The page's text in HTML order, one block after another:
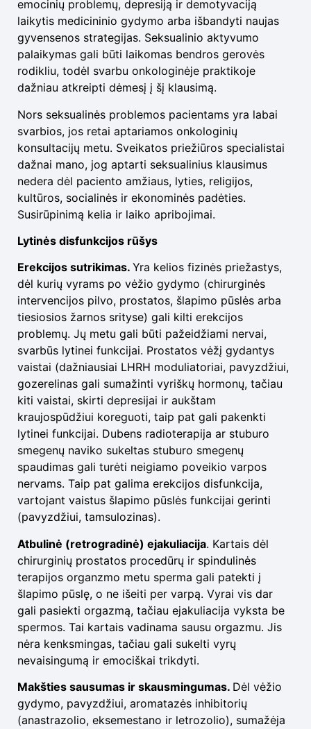
emocinių problemų, depresiją ir demotyvaciją
laikytis medicininio gydymo arba išbandyti naujas
gyvensenos strategijas. Seksualinio aktyvumo
palaikymas gali būti laikomas bendros gerovės
rodikliu, todėl svarbu onkologinėje praktikoje
dažniau atkreipti dėmesį į šį klausimą.
Nors seksualinės problemos pacientams yra labai
svarbios, jos retai aptariamos onkologinių
konsultacijų metu. Sveikatos priežiūros specialistai
dažnai mano, jog aptarti seksualinius klausimus
nedera dėl paciento amžiaus, lyties, religijos,
kultūros, socialinės ir ekonominės padėties.
Susirūpinimą kelia ir laiko apribojimai.
Lytinės disfunkcijos rūšys
Erekcijos sutrikimas. Yra kelios fizinės priežastys,
dėl kurių vyrams po vėžio gydymo (chirurginės
intervencijos pilvo, prostatos, šlapimo pūslės arba
tiesiosios žarnos srityse) gali kilti erekcijos
problemų. Jų metu gali būti pažeidžiami nervai,
svarbūs lytinei funkcijai. Prostatos vėžį gydantys
vaistai (dažniausiai LHRH moduliatoriai, pavyzdžiui,
gozerelinas gali sumažinti vyriškų hormonų, tačiau
kiti vaistai, skirti depresijai ir aukštam
kraujospūdžiui koreguoti, taip pat gali pakenkti
lytinei funkcijai. Dubens radioterapija ar stuburo
smegenų naviko sukeltas stuburo smegenų
spaudimas gali turėti neigiamo poveikio varpos
nervams. Taip pat galima erekcijos disfunkcija,
vartojant vaistus šlapimo pūslės funkcijai gerinti
(pavyzdžiui, tamsulozinas).
Atbulinė (retrogradinė) ejakuliacija. Kartais dėl
chirurginių prostatos procedūrų ir spindulinės
terapijos organzmo metu sperma gali patekti į
šlapimo pūslę, o ne išeiti per varpą. Vyrai vis dar
gali pasiekti orgazmą, tačiau ejakuliacija vyksta be
spermos. Tai kartais vadinama sausu orgazmu. Jis
nėra kenksmingas, tačiau gali sukelti vyrų
nevaisingumą ir emociškai trikdyti.
Makšties sausumas ir skausmingumas. Dėl vėžio
gydymo, pavyzdžiui, aromatazės inhibitorių
(anastrazolio, eksemestano ir letrozolio), sumažėja